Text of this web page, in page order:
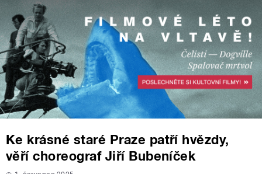
Ke krásné staré Praze patří hvězdy,
věří choreograf Jiří Bubeníček